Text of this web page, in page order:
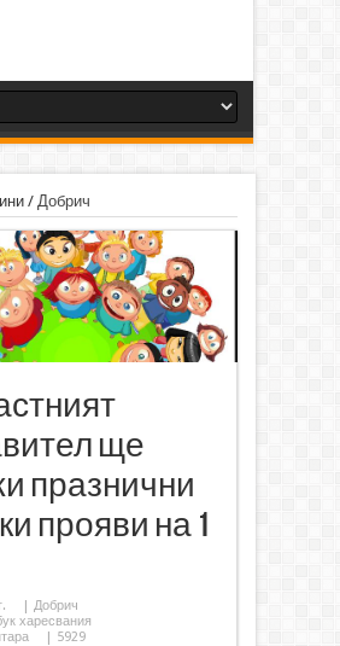
/ Добрич
ще
празнични
прояви на 1
| Добрич
харесвания
| 5929